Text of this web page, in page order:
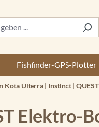
Fishfinder-GPS-Plotter
Kota Ulterra | Instinct | QUEST
Elektro-